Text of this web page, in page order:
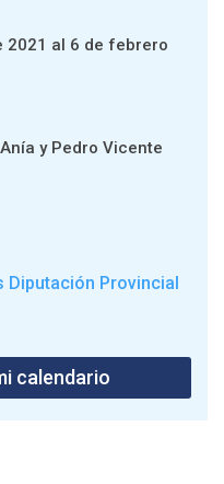
2021 al 6 de febrero
y Pedro Vicente
Diputación Provincial
calendario